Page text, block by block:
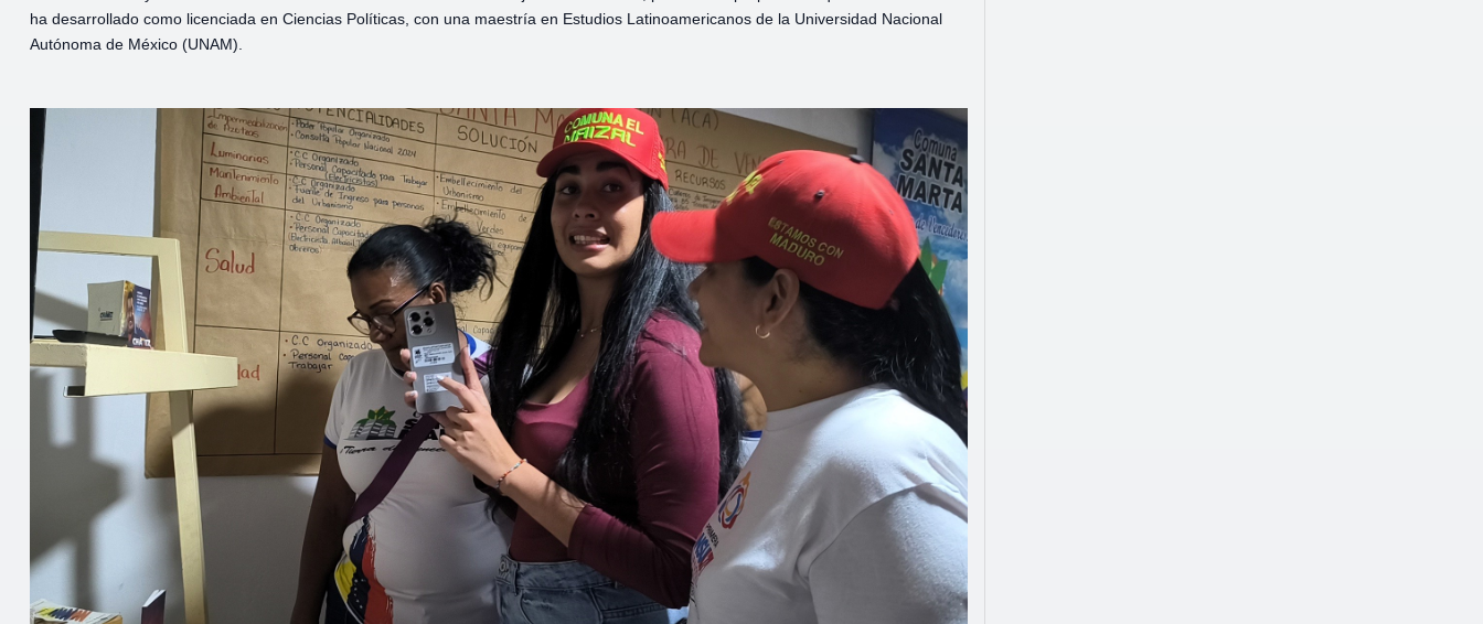
ha desarrollado como licenciada en Ciencias Políticas, con una maestría en Estudios Latinoamericanos de la Universidad Nacional
Autónoma de México (UNAM).